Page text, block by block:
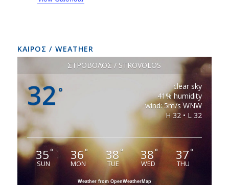
ΚΑΙΡΟΣ / WEATHER
ΣΤΡΟΒΟΛΟΣ / STROVOLOS
32 °
clear sky
41% humidity
wind: 5m/s WNW
H 32 • L 32
35°
SUN
36°
MON
38°
TUE
38°
WED
37°
THU
Weather from OpenWeatherMap